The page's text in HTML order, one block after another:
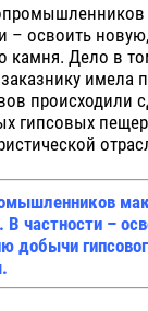
– освоить
камня. Дело в
имела
происходили
гипсовых
частности –
добычи